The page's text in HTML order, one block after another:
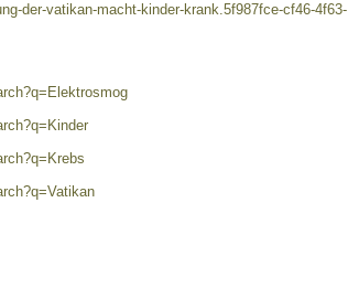
der-vatikan-macht-kinder-krank.5f987fce-cf46-4f63-